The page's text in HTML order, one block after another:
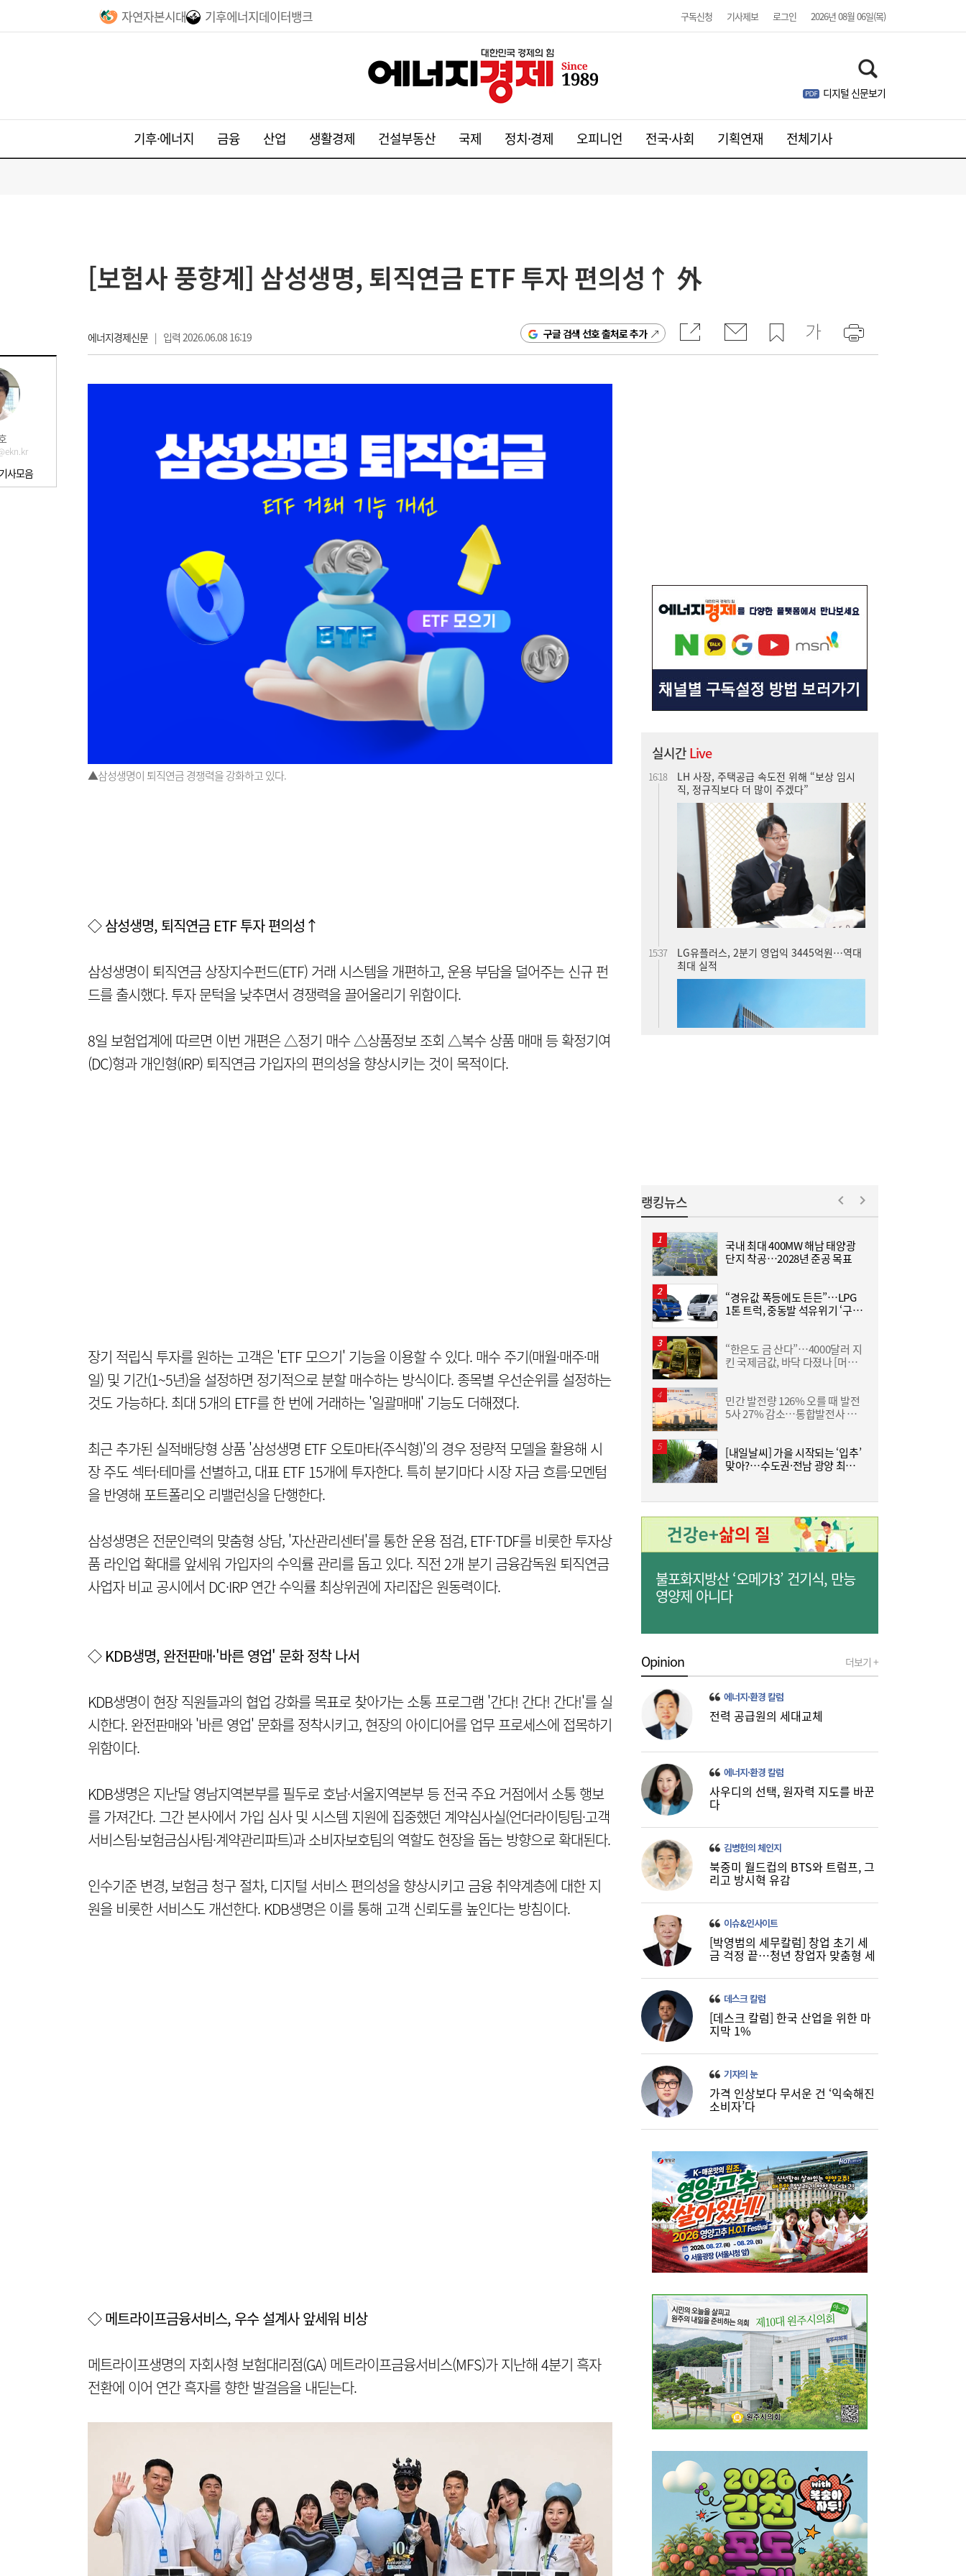
자연자본시대 기후에너지데이터뱅크 구독신청 기사제보 로그인 2026년 08월 06일(목)
디지털 신문보기
기후·에너지 금융 산업 생활경제 건설부동산 국제 정치·경제 오피니언 전국·사회 기획연재 전체기사
사모음
[보험사 풍향계] 삼성생명, 퇴직연금 ETF 투자 편의성↑ 外
에너지경제신문| 입력 2026.06.08 16:19 구글 검색 선호 출처로 추가
▲삼성생명이 퇴직연금 경쟁력을 강화하고 있다.
◇ 삼성생명, 퇴직연금 ETF 투자 편의성↑
삼성생명이 퇴직연금 상장지수펀드(ETF) 거래 시스템을 개편하고, 운용 부담을 덜어주는 신규 펀
드를 출시했다. 투자 문턱을 낮추면서 경쟁력을 끌어올리기 위함이다.
8일 보험업계에 따르면 이번 개편은 △정기 매수 △상품정보 조회 △복수 상품 매매 등 확정기여
(DC)형과 개인형(IRP) 퇴직연금 가입자의 편의성을 향상시키는 것이 목적이다.
장기 적립식 투자를 원하는 고객은 'ETF 모으기' 기능을 이용할 수 있다. 매수 주기(매월·매주·매
일) 및 기간(1~5년)을 설정하면 정기적으로 분할 매수하는 방식이다. 종목별 우선순위를 설정하는
것도 가능하다. 최대 5개의 ETF를 한 번에 거래하는 '일괄매매' 기능도 더해졌다.
최근 추가된 실적배당형 상품 '삼성생명 ETF 오토마타(주식형)'의 경우 정량적 모델을 활용해 시
장 주도 섹터·테마를 선별하고, 대표 ETF 15개에 투자한다. 특히 분기마다 시장 자금 흐름·모멘텀
을 반영해 포트폴리오 리밸런싱을 단행한다.
삼성생명은 전문인력의 맞춤형 상담, '자산관리센터'를 통한 운용 점검, ETF·TDF를 비롯한 투자상
품 라인업 확대를 앞세워 가입자의 수익률 관리를 돕고 있다. 직전 2개 분기 금융감독원 퇴직연금
사업자 비교 공시에서 DC·IRP 연간 수익률 최상위권에 자리잡은 원동력이다.
◇ KDB생명, 완전판매·'바른 영업' 문화 정착 나서
KDB생명이 현장 직원들과의 협업 강화를 목표로 찾아가는 소통 프로그램 '간다! 간다! 간다!'를 실
시한다. 완전판매와 '바른 영업' 문화를 정착시키고, 현장의 아이디어를 업무 프로세스에 접목하기
위함이다.
KDB생명은 지난달 영남지역본부를 필두로 호남·서울지역본부 등 전국 주요 거점에서 소통 행보
를 가져간다. 그간 본사에서 가입 심사 및 시스템 지원에 집중했던 계약심사실(언더라이팅팀·고객
서비스팀·보험금심사팀·계약관리파트)과 소비자보호팀의 역할도 현장을 돕는 방향으로 확대된다.
인수기준 변경, 보험금 청구 절차, 디지털 서비스 편의성을 향상시키고 금융 취약계층에 대한 지
원을 비롯한 서비스도 개선한다. KDB생명은 이를 통해 고객 신뢰도를 높인다는 방침이다.
◇ 메트라이프금융서비스, 우수 설계사 앞세워 비상
메트라이프생명의 자회사형 보험대리점(GA) 메트라이프금융서비스(MFS)가 지난해 4분기 흑자
전환에 이어 연간 흑자를 향한 발걸음을 내딛는다.
실시간Live
16:18
LH 사장, 주택공급 속도전 위해 “보상 임시
직, 정규직보다 더 많이 주겠다”
15:37
LG유플러스, 2분기 영업익 3445억원…역대
최대 실적
이클’ 전선업계 ‘촉각’
15:09
카카오 이어 네이버도 ‘파업 경고등’…네이버
Z, 그룹 첫 파업 위기
[현장] 간판 바꾼 ‘트리니티항공’…“고객 ‘진
짜 니즈’에 답하겠다”
14:39
“전셋집이 사라졌다”…세제개편 토론회서 쏟
아진 전월세 불안 우려
14:34
콘…美·中 경쟁 속 K태양광 실익 모색
랭킹뉴스
국내 최대 400MW 해남 태양광
단지 착공…2028년 준공 목표
“경유값 폭등에도 든든”…LPG
1톤 트럭, 중동발 석유위기 ‘구원
“한은도 금 산다”…4000달러 지
킨 국제금값, 바닥 다졌나 [머니
민간 발전량 126% 오를 때 발전
5사 27% 감소…통합발전사 출
[내일날씨] 가을 시작되는 ‘입추’
맞아?…수도권·전남 광양 최고
불포화지방산 ‘오메가3’ 건기식, 만능
영양제 아니다
Opinion 더보기 +
에너지·환경 칼럼
전력 공급원의 세대교체
에너지·환경 칼럼
사우디의 선택, 원자력 지도를 바꾼
다
김병헌의 체인지
북중미 월드컵의 BTS와 트럼프, 그
리고 방시혁 유감
이슈&인사이트
[박영범의 세무칼럼] 창업 초기 세
금 걱정 끝…청년 창업자 맞춤형 세
데스크 칼럼
[데스크 칼럼] 한국 산업을 위한 마
지막 1%
기자의 눈
가격 인상보다 무서운 건 ‘익숙해진
소비자’다